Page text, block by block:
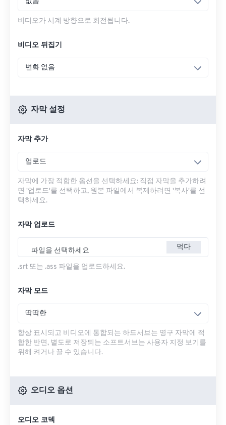
비디오가 시계 방향으로 회전됩니다.
비디오 뒤집기
변화 없음
자막 설정
자막 추가
업로드
자막에 가장 적합한 옵션을 선택하세요: 직접 자막을 추가하려
면 '업로드'를 선택하고, 원본 파일에서 복제하려면 '복사'를 선
택하세요.
자막 업로드
파일을 선택하세요 먹다
.srt 또는 .ass 파일을 업로드하세요.
자막 모드
딱딱한
항상 표시되고 비디오에 통합되는 하드서브는 영구 자막에 적
합한 반면, 별도로 저장되는 소프트서브는 사용자 지정 보기를
위해 켜거나 끌 수 있습니다.
오디오 옵션
오디오 코덱